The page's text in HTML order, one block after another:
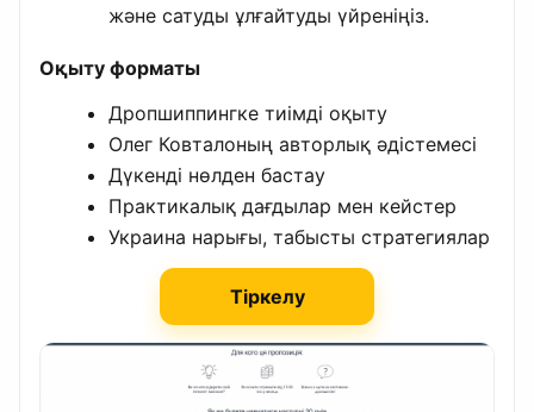
және сатуды ұлғайтуды үйреніңіз.
Оқыту форматы
Дропшиппингке тиімді оқыту
Олег Ковталоның авторлық әдістемесі
Дүкенді нөлден бастау
Практикалық дағдылар мен кейстер
Украина нарығы, табысты стратегиялар
Тіркелу